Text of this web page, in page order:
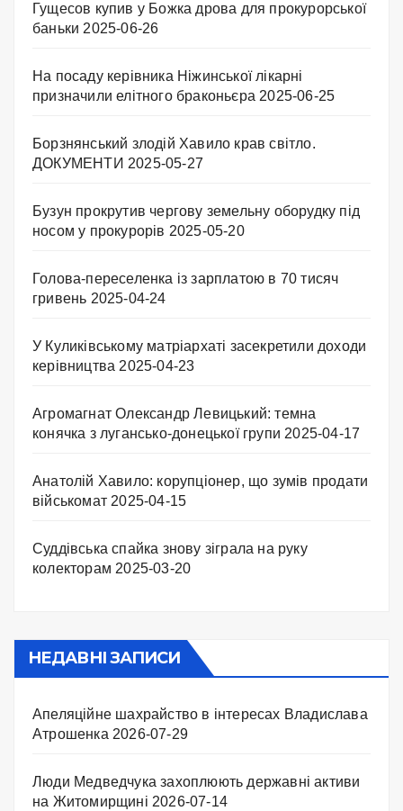
Гущесов купив у Божка дрова для прокурорської
баньки 2025-06-26
На посаду керівника Ніжинської лікарні
призначили елітного браконьєра 2025-06-25
Борзнянський злодій Хавило крав світло.
ДОКУМЕНТИ 2025-05-27
Бузун прокрутив чергову земельну оборудку під
носом у прокурорів 2025-05-20
Голова-переселенка із зарплатою в 70 тисяч
гривень 2025-04-24
У Куликівському матріархаті засекретили доходи
керівництва 2025-04-23
Агромагнат Олександр Левицький: темна
конячка з лугансько-донецької групи 2025-04-17
Анатолій Хавило: корупціонер, що зумів продати
військомат 2025-04-15
Суддівська спайка знову зіграла на руку
колекторам 2025-03-20
НЕДАВНІ ЗАПИСИ
Апеляційне шахрайство в інтересах Владислава
Атрошенка 2026-07-29
Люди Медведчука захоплюють державні активи
на Житомирщині 2026-07-14